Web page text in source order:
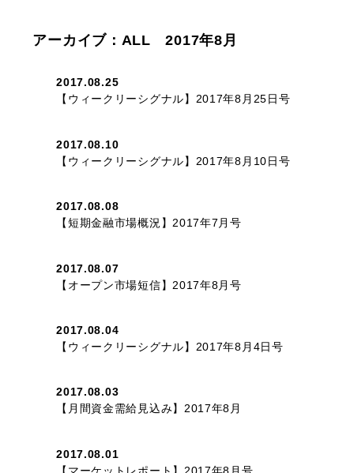
アーカイブ：ALL 2017年8月
2017.08.25
【ウィークリーシグナル】2017年8月25日号
2017.08.10
【ウィークリーシグナル】2017年8月10日号
2017.08.08
【短期金融市場概況】2017年7月号
2017.08.07
【オープン市場短信】2017年8月号
2017.08.04
【ウィークリーシグナル】2017年8月4日号
2017.08.03
【月間資金需給見込み】2017年8月
2017.08.01
【マーケットレポート】2017年8月号